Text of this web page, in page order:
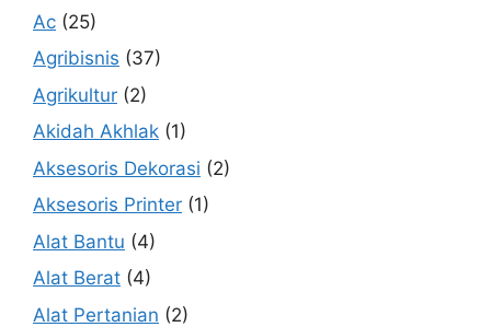
Ac (25)
Agribisnis (37)
Agrikultur (2)
Akidah Akhlak (1)
Aksesoris Dekorasi (2)
Aksesoris Printer (1)
Alat Bantu (4)
Alat Berat (4)
Alat Pertanian (2)